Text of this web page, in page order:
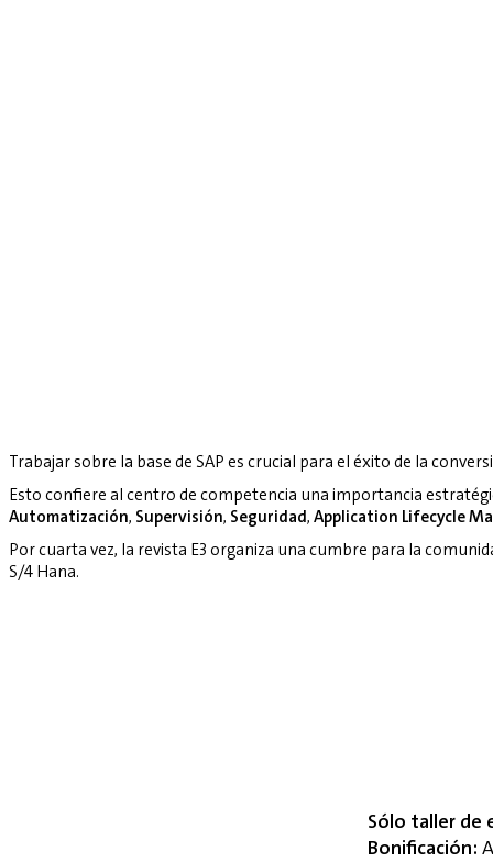
Trabajar sobre la base de SAP es crucial para el éxito de la
Esto confiere al centro de competencia una importancia
Automatización, Supervisión, Seguridad, Application Lifecycle
Por cuarta vez, la revista E3 organiza una cumbre para la
S/4 Hana.
Sólo taller de
Bonificación: